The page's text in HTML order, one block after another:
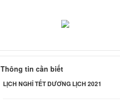
Thông tin cần biết
LỊCH NGHỈ TẾT DƯƠNG LỊCH 2021